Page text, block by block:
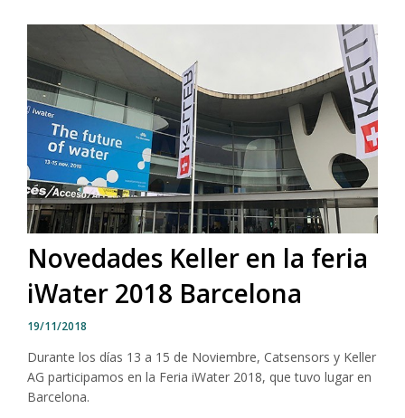
Novedades Keller en la feria
iWater 2018 Barcelona
19/11/2018
Durante los días 13 a 15 de Noviembre, Catsensors y Keller
AG participamos en la Feria iWater 2018, que tuvo lugar en
Barcelona.